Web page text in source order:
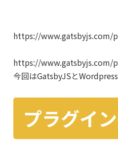
https://www.gatsbyjs.com/
https://www.gatsbyjs.com/
今回はGatsbyJSと
プラグイ